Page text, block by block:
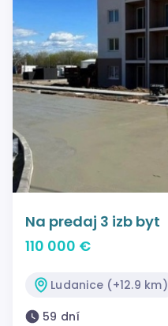
Na predaj 3 izb byt
110 000 €
Ludanice (+12.9 km)
59 dní